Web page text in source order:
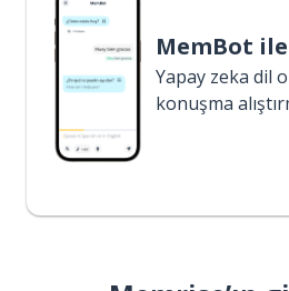
MemBot
Yapay zeka dil
konuşma